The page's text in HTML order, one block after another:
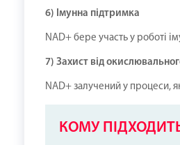
6) Імунна підтримка
NAD+ бере участь у роботі
7) Захист від
NAD+ залучений у процеси,
КОМУ